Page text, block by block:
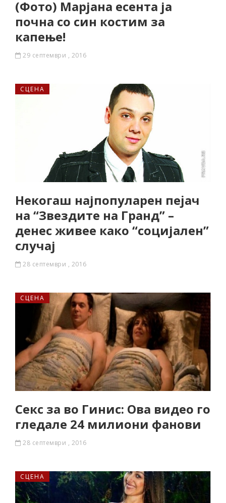
(Фото) Марјана есента ја
почна со син костим за
капење!
29 септември , 2016
СЦЕНА
Некогаш најпопуларен пеjач
на “Звездите на Гранд” –
денес живее како “социјален”
случај
28 септември , 2016
СЦЕНА
Секс за во Гинис: Ова видео го
гледале 24 милиони фанови
28 септември , 2016
СЦЕНА